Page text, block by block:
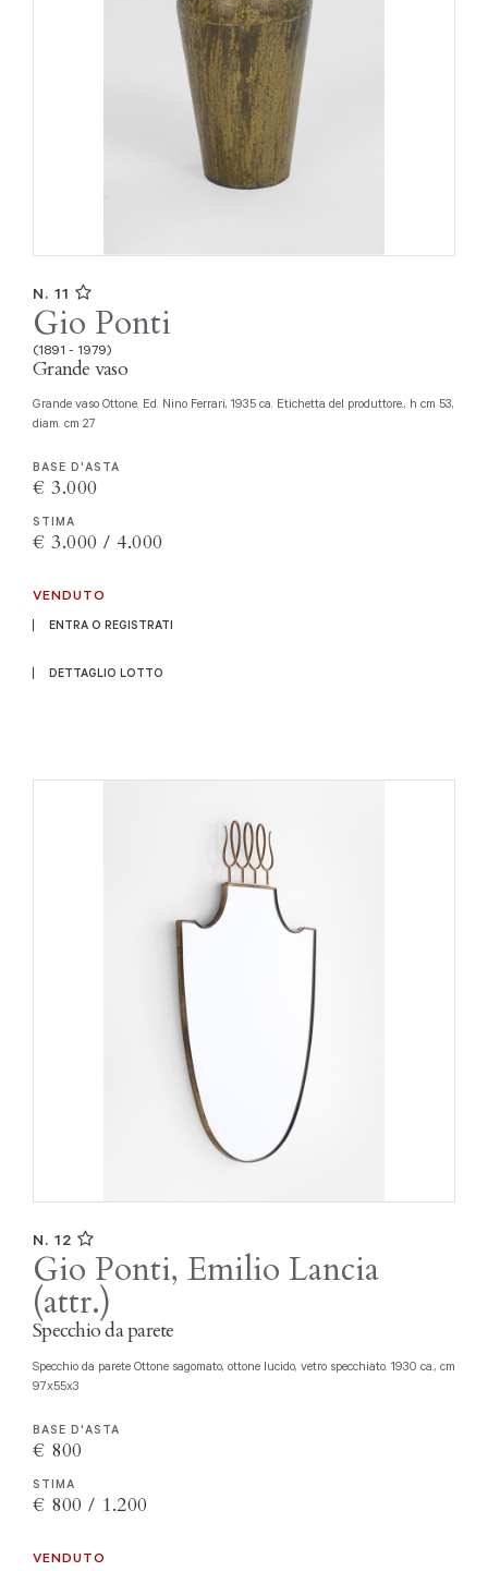
N. 11
Gio Ponti
(1891 - 1979)
Grande vaso
Grande vaso Ottone. Ed. Nino Ferrari, 1935 ca. Etichetta del produttore., h cm 53,
diam. cm 27
BASE D'ASTA
€ 3.000
STIMA
€ 3.000 / 4.000
VENDUTO
ENTRA O REGISTRATI
DETTAGLIO LOTTO
N. 12
Gio Ponti, Emilio Lancia
(attr.)
Specchio da parete
Specchio da parete Ottone sagomato, ottone lucido, vetro specchiato. 1930 ca., cm
97x55x3
BASE D'ASTA
€ 800
STIMA
€ 800 / 1.200
VENDUTO